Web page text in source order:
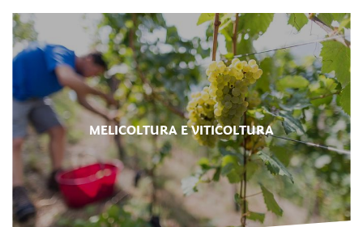
MELICOLTURA E VITICOLTURA